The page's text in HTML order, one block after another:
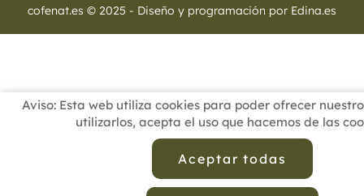
Aviso: Esta web utiliza cookies para poder ofrecer
utilizarlos, acepta el uso que hacemos de las
Aceptar todas
cofenat.es © 2025 - Diseño y programación por Edina.es